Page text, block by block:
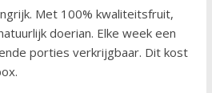
Met 100% kwaliteitsfruit,
doerian. Elke week een
porties verkrijgbaar. Dit kost